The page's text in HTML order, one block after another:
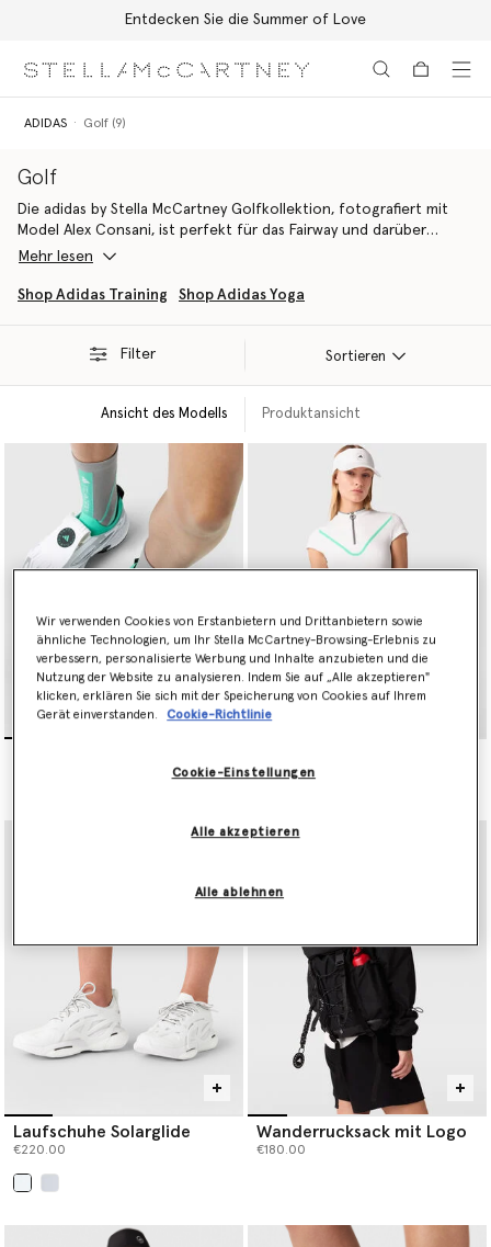
Entdecken Sie die Summer of Love
ADIDAS Golf (9)
Golf
Die adidas by Stella McCartney Golfkollektion, fotografiert mit
Model Alex Consani, ist perfekt für das Fairway und darüber
hinaus. Holen Sie kühne Schwünge aus. Entdecken Sie eine
schweißableitenden Primegreen-Recyclingmaterialien und
Mehr lesen
Shop Adidas Training Shop Adidas Yoga
Filter Sortieren
Ansicht des Modells Produktansicht
Preis reduziert von
€130.00bis
Laufschuhe Solarglide
€220.00
Wanderrucksack mit Logo
€180.00
Wir verwenden Cookies von Erstanbietern und Drittanbietern sowie
ähnliche Technologien, um Ihr Stella McCartney-Browsing-Erlebnis zu
verbessern, personalisierte Werbung und Inhalte anzubieten und die
Nutzung der Website zu analysieren. Indem Sie auf „Alle akzeptieren"
klicken, erklären Sie sich mit der Speicherung von Cookies auf Ihrem
Gerät einverstanden.
Cookie-Richtlinie
Cookie-Einstellungen
Alle ablehnen
Alle akzeptieren